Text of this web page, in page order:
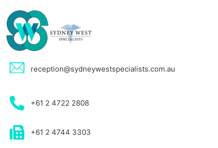
reception@sydneywestspecialists.com.au
+61 2 4722 2808
+61 2 4744 3303